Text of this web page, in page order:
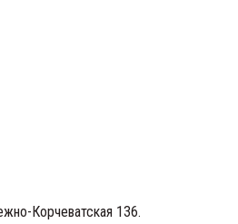
Корчеватская 136.